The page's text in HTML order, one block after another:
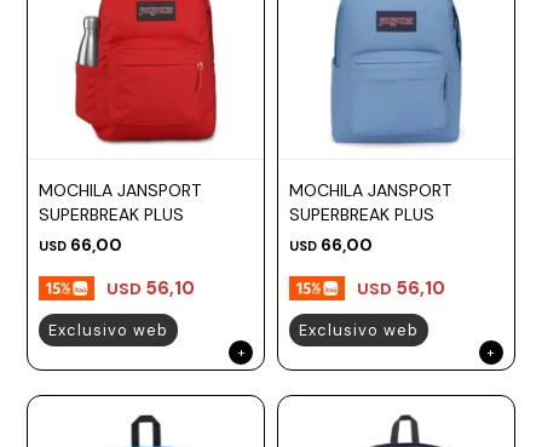
MOCHILA JANSPORT
SUPERBREAK PLUS
USD 66,00
USD 56,10
Exclusivo web
MOCHILA JANSPORT
SUPERBREAK PLUS
USD 66,00
USD 56,10
Exclusivo web